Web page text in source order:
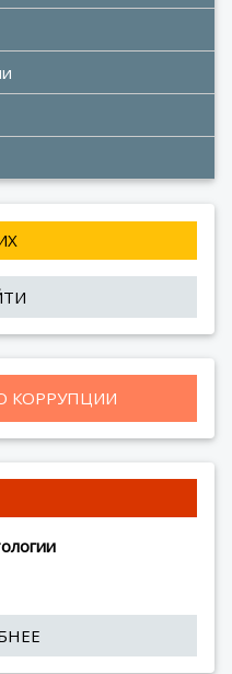
КОРРУПЦИИ